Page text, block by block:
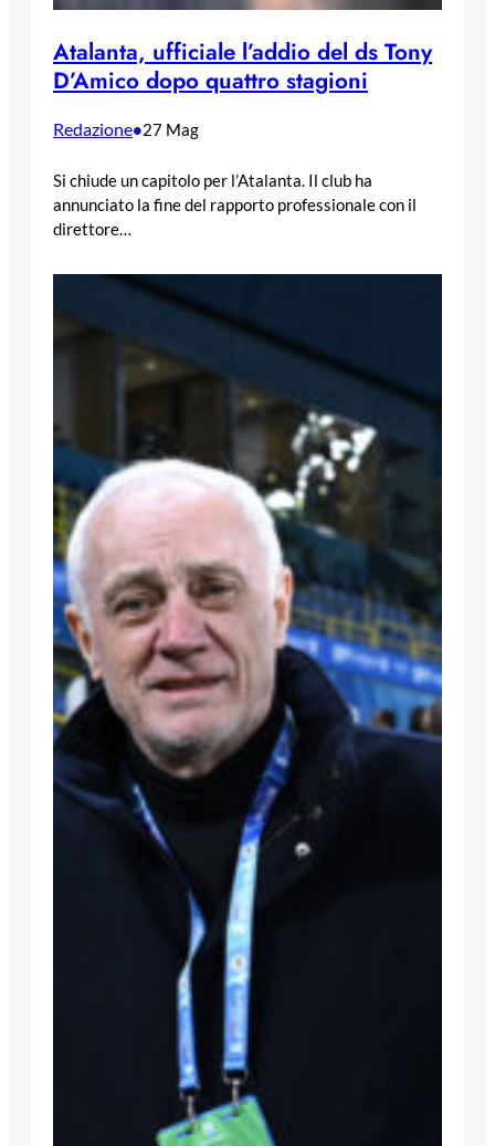
Atalanta, ufficiale l’addio del ds Tony
D’Amico dopo quattro stagioni
Redazione•27 Mag
Si chiude un capitolo per l’Atalanta. Il club ha
annunciato la fine del rapporto professionale con il
direttore…